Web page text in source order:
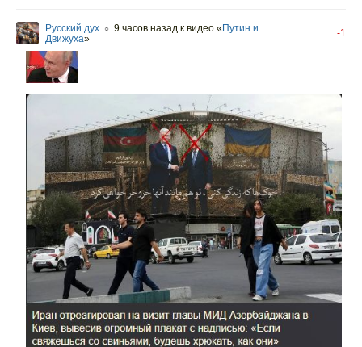
Русский дух ○ 9 часов назад к видео « Путин и
Движуха» -1